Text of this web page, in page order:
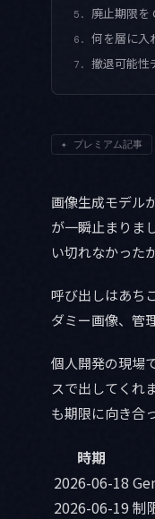
5. 廃止期限
6. 何を層に入
7. 撤退可能性
✦ プレミアム記事
画像生成モデル
が一瞬止まりま
い切れなかった
呼び出しはあち
ダミー画像、管
個人開発の現場
スで出してくれ
も期限に向き合
時期
2026-06-18
2026-06-19制